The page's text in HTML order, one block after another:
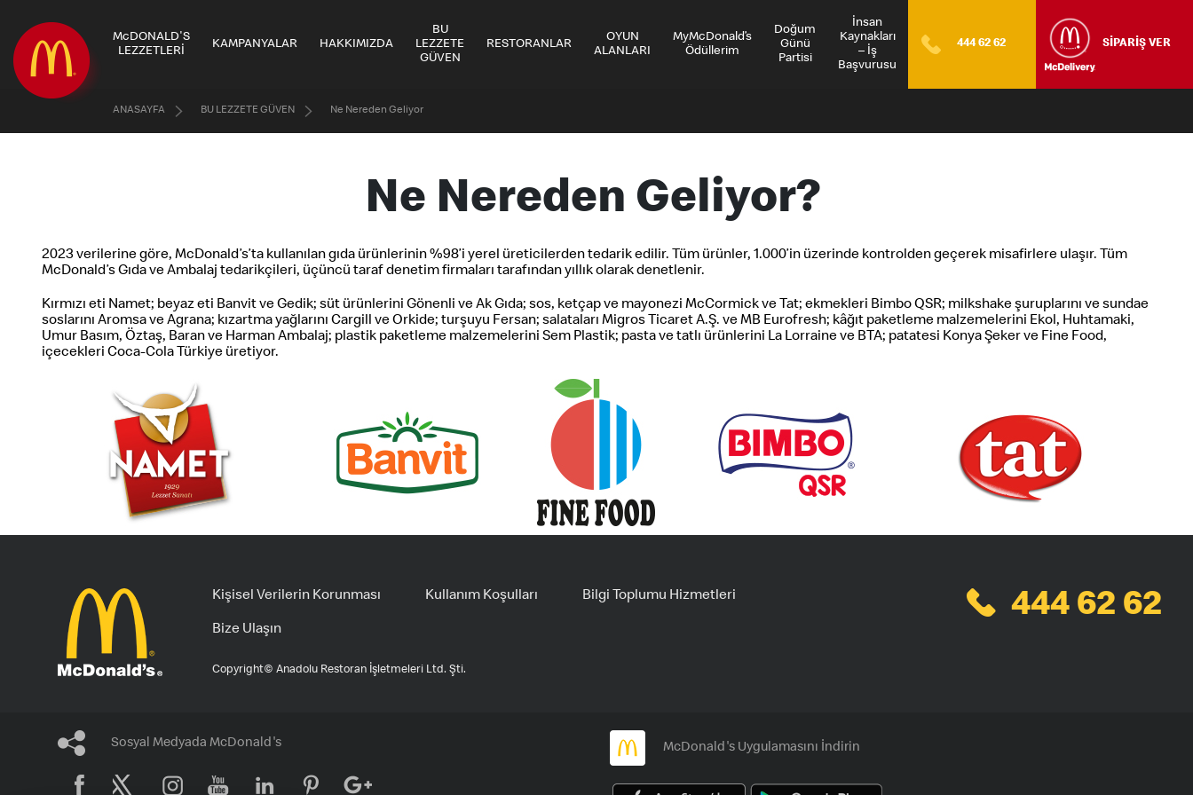
McDONALD'S
LEZZETLERİ
KAMPANYALAR HAKKIMIZDA
BU
LEZZETE
GÜVEN
RESTORANLAR
OYUN
ALANLARI
MyMcDonald’s
Ödüllerim
Doğum
Günü
Partisi
İnsan
Kaynakları
– İş
Başvurusu
444 62 62 SİPARİŞ VER
ANASAYFA BU LEZZETE GÜVEN Ne Nereden Geliyor
Ne Nereden Geliyor?
2023 verilerine göre, McDonald’s’ta kullanılan gıda ürünlerinin %98’i yerel üreticilerden tedarik edilir. Tüm ürünler, 1.000’in üzerinde kontrolden geçerek misafirlere ulaşır. Tüm
McDonald’s Gıda ve Ambalaj tedarikçileri, üçüncü taraf denetim firmaları tarafından yıllık olarak denetlenir.
Kırmızı eti Namet; beyaz eti Banvit ve Gedik; süt ürünlerini Gönenli ve Ak Gıda; sos, ketçap ve mayonezi McCormick ve Tat; ekmekleri Bimbo QSR; milkshake şuruplarını ve sundae
soslarını Aromsa ve Agrana; kızartma yağlarını Cargill ve Orkide; turşuyu Fersan; salataları Migros Ticaret A.Ş. ve MB Eurofresh; kâğıt paketleme malzemelerini Ekol, Huhtamaki,
Umur Basım, Öztaş, Baran ve Harman Ambalaj; plastik paketleme malzemelerini Sem Plastik; pasta ve tatlı ürünlerini La Lorraine ve BTA; patatesi Konya Şeker ve Fine Food,
içecekleri Coca-Cola Türkiye üretiyor.
Kişisel Verilerin Korunması Kullanım Koşulları Bilgi Toplumu Hizmetleri
Bize Ulaşın
Copyright© Anadolu Restoran İşletmeleri Ltd. Şti.
444 62 62
Sosyal Medyada McDonald's McDonald's Uygulamasını İndirin